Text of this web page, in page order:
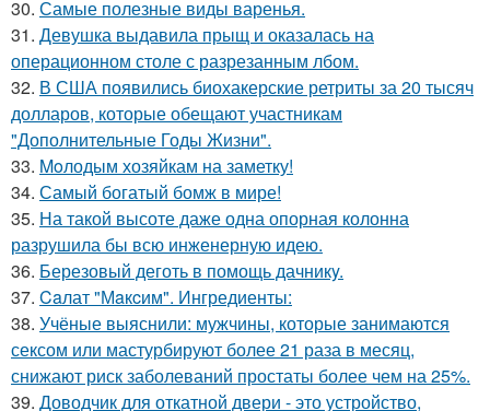
30. Самые полезные виды варенья.
31. Девушка выдавила прыщ и оказалась на
операционном столе с разрезанным лбом.
32. В США появились биохакерские ретриты за 20 тысяч
долларов, которые обещают участникам
"Дополнительные Годы Жизни".
33. Moлодым хозяйкам на заметку!
34. Самый богатый бомж в мире!
35. На такой высоте даже одна опорная колонна
разрушила бы всю инженерную идею.
36. Березовый деготь в помощь дачникy.
37. Caлат "Мaкcим". Ингредиенты:
38. Учёные выяснили: мужчины, которые занимаются
сексом или мастурбируют более 21 раза в месяц,
снижают риск заболеваний простаты более чем на 25%.
39. Доводчик для откатной двери - это устройство,